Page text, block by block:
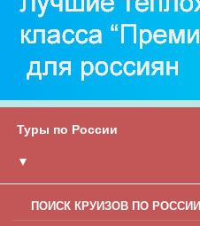
Туры по России
▼
ПОИСК КРУИЗОВ ПО РОССИИ